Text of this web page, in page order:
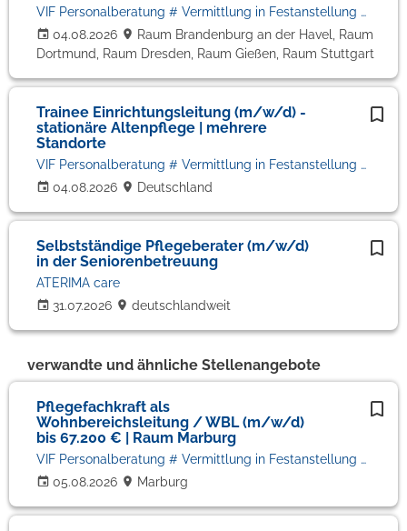
04.08.2026
VIF Personalberatung # Vermittlung in Festanstellung # Volker Bronheim
Raum Brandenburg an der Havel, Raum
Dortmund, Raum Dresden, Raum Gießen, Raum Stuttgart
Trainee Einrichtungsleitung (m/w/d) -
stationäre Altenpflege | mehrere
Standorte
04.08.2026
VIF Personalberatung # Vermittlung in Festanstellung # Volker Bronheim
Deutschland
Selbstständige Pflegeberater (m/w/d)
in der Seniorenbetreuung
31.07.2026
ATERIMA care
deutschlandweit
verwandte und ähnliche Stellenangebote
Pflegefachkraft als
Wohnbereichsleitung / WBL (m/w/d)
bis 67.200 € | Raum Marburg
05.08.2026
VIF Personalberatung # Vermittlung in Festanstellung # Volker Bronheim
Marburg